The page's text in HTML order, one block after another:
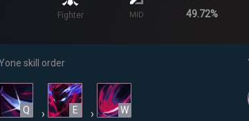
Fighter MID
49.72%
skill order
Q › E › W